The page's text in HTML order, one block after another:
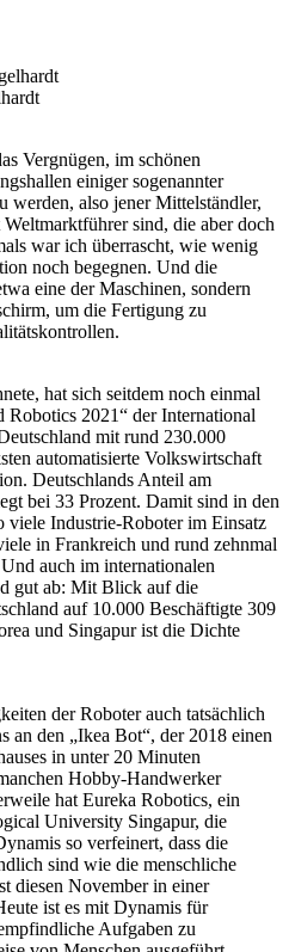
Vergnügen, im schönen
einiger sogenannter
werden, also jener Mittelständler,
sind, die aber doch
war ich überrascht, wie wenig
noch begegnen. Und die
eine der Maschinen, sondern
um die Fertigung zu
hat sich seitdem noch einmal
2021“ der International
mit rund 230.000
automatisierte Volkswirtschaft
Deutschlands Anteil am
bei 33 Prozent. Damit sind in den
viele Industrie-Roboter im Einsatz
in Frankreich und rund zehnmal
auch im internationalen
gut ab: Mit Blick auf die
auf 10.000 Beschäftigte 309
und Singapur ist die Dichte
der Roboter auch tatsächlich
an den „Ikea Bot“, der 2018 einen
in unter 20 Minuten
Hobby-Handwerker
hat Eureka Robotics, ein
University Singapur, die
so verfeinert, dass die
sind wie die menschliche
diesen November in einer
ist es mit Dynamis für
Aufgaben zu